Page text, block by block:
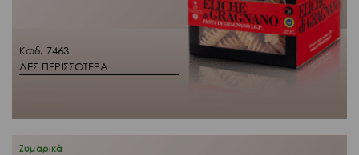
Κωδ. 7463
ΔΕΣ ΠΕΡΙΣΣΟΤΕΡΑ
Ζυμαρικά